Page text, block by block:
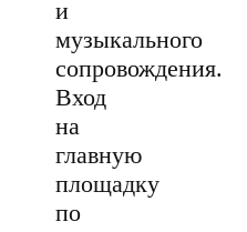
и
музыкального
сопровождения.
Вход
на
главную
площадку
по